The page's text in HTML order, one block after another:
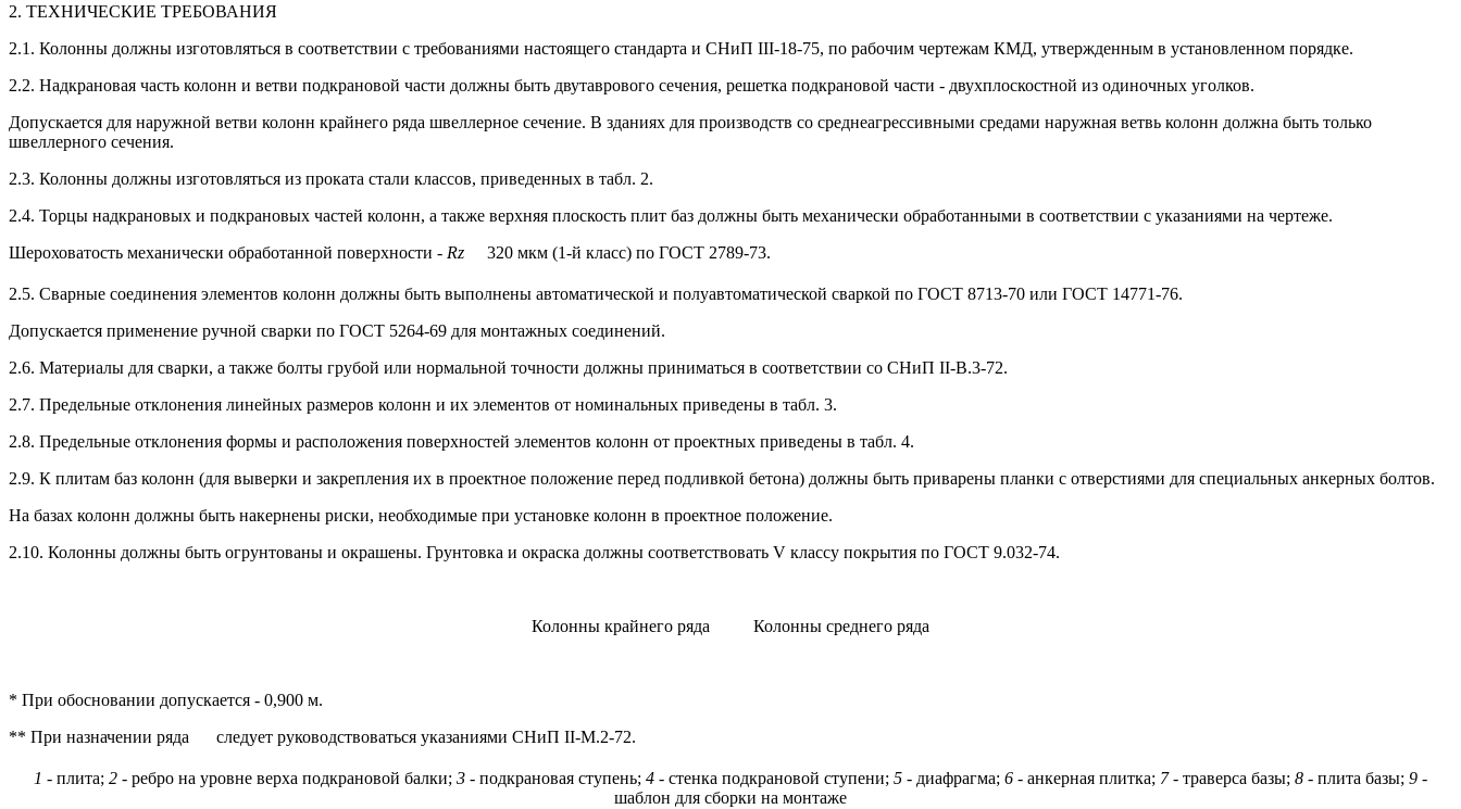
2. ТЕХНИЧЕСКИЕ ТРЕБОВАНИЯ
2.1. Колонны должны изготовляться в соответствии с требованиями настоящего стандарта и СНиП III-18-75, по рабочим чертежам КМД, утвержденным в установленном порядке.
2.2. Надкрановая часть колонн и ветви подкрановой части должны быть двутаврового сечения, решетка подкрановой части - двухплоскостной из одиночных уголков.
Допускается для наружной ветви колонн крайнего ряда швеллерное сечение. В зданиях для производств со среднеагрессивными средами наружная ветвь колонн должна быть только
швеллерного сечения.
2.3. Колонны должны изготовляться из проката стали классов, приведенных в табл. 2.
2.4. Торцы надкрановых и подкрановых частей колонн, а также верхняя плоскость плит баз должны быть механически обработанными в соответствии с указаниями на чертеже.
Шероховатость механически обработанной поверхности - Rz 320 мкм (1-й класс) по ГОСТ 2789-73.
2.5. Сварные соединения элементов колонн должны быть выполнены автоматической и полуавтоматической сваркой по ГОСТ 8713-70 или ГОСТ 14771-76.
Допускается применение ручной сварки по ГОСТ 5264-69 для монтажных соединений.
2.6. Материалы для сварки, а также болты грубой или нормальной точности должны приниматься в соответствии со СНиП II-В.3-72.
2.7. Предельные отклонения линейных размеров колонн и их элементов от номинальных приведены в табл. 3.
2.8. Предельные отклонения формы и расположения поверхностей элементов колонн от проектных приведены в табл. 4.
2.9. К плитам баз колонн (для выверки и закрепления их в проектное положение перед подливкой бетона) должны быть приварены планки с отверстиями для специальных анкерных болтов.
На базах колонн должны быть накернены риски, необходимые при установке колонн в проектное положение.
2.10. Колонны должны быть огрунтованы и окрашены. Грунтовка и окраска должны соответствовать V классу покрытия по ГОСТ 9.032-74.
Колонны крайнего ряда Колонны среднего ряда
* При обосновании допускается - 0,900 м.
** При назначении ряда
следует руководствоваться указаниями СНиП II-М.2-72.
1 - плита; 2 - ребро на уровне верха подкрановой балки; 3 - подкрановая ступень; 4 - стенка подкрановой ступени; 5 - диафрагма; 6 - анкерная плитка; 7- траверса базы; 8 - плита базы; 9 -
шаблон для сборки на монтаже